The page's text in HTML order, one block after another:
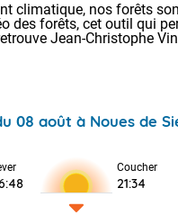
climatique, nos forêts
des forêts, cet outil qui
Jean-Christophe
08 août à Noues de
Coucher
21:34
Voici les
: 22/28 Paris
Clermont-